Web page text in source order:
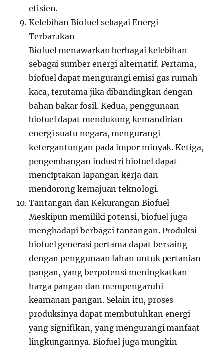
efisien.
Kelebihan Biofuel sebagai Energi
Terbarukan
Biofuel menawarkan berbagai kelebihan
sebagai sumber energi alternatif. Pertama,
biofuel dapat mengurangi emisi gas rumah
kaca, terutama jika dibandingkan dengan
bahan bakar fosil. Kedua, penggunaan
biofuel dapat mendukung kemandirian
energi suatu negara, mengurangi
ketergantungan pada impor minyak. Ketiga,
pengembangan industri biofuel dapat
menciptakan lapangan kerja dan
mendorong kemajuan teknologi.
Tantangan dan Kekurangan Biofuel
Meskipun memiliki potensi, biofuel juga
menghadapi berbagai tantangan. Produksi
biofuel generasi pertama dapat bersaing
dengan penggunaan lahan untuk pertanian
pangan, yang berpotensi meningkatkan
harga pangan dan mempengaruhi
keamanan pangan. Selain itu, proses
produksinya dapat membutuhkan energi
yang signifikan, yang mengurangi manfaat
lingkungannya. Biofuel juga mungkin